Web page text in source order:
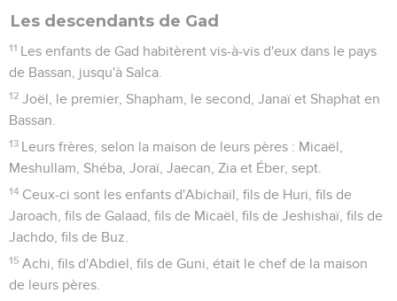
Les descendants de Gad
11 Les enfants de Gad habitèrent vis-à-vis d'eux dans le pays
de Bassan, jusqu'à Salca.
12 Joël, le premier, Shapham, le second, Janaï et Shaphat en
Bassan.
13 Leurs frères, selon la maison de leurs pères : Micaël,
Meshullam, Shéba, Joraï, Jaecan, Zia et Éber, sept.
14 Ceux-ci sont les enfants d'Abichaïl, fils de Huri, fils de
Jaroach, fils de Galaad, fils de Micaël, fils de Jeshishaï, fils de
Jachdo, fils de Buz.
15 Achi, fils d'Abdiel, fils de Guni, était le chef de la maison
de leurs pères.